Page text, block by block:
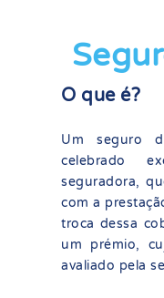
O que é?
Um seguro
celebrado
seguradora,
com a
troca dessa
um prémio,
avaliado pela